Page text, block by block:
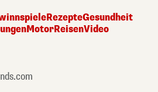
RezepteGesundheit
MotorReisenVideo